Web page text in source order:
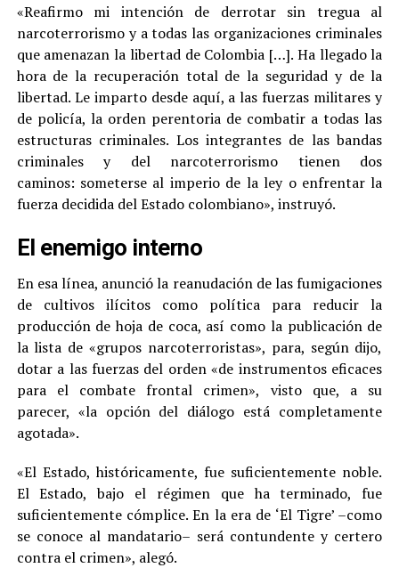
«Reafirmo mi intención de derrotar sin tregua al
narcoterrorismo y a todas las organizaciones criminales
que amenazan la libertad de Colombia […]. Ha llegado la
hora de la recuperación total de la seguridad y de la
libertad. Le imparto desde aquí, a las fuerzas militares y
de policía, la orden perentoria de combatir a todas las
estructuras criminales. Los integrantes de las bandas
criminales y del narcoterrorismo tienen dos
caminos: someterse al imperio de la ley o enfrentar la
fuerza decidida del Estado colombiano», instruyó.
El enemigo interno
En esa línea, anunció la reanudación de las fumigaciones
de cultivos ilícitos como política para reducir la
producción de hoja de coca, así como la publicación de
la lista de «grupos narcoterroristas», para, según dijo,
dotar a las fuerzas del orden «de instrumentos eficaces
para el combate frontal crimen», visto que, a su
parecer, «la opción del diálogo está completamente
agotada».
«El Estado, históricamente, fue suficientemente noble.
El Estado, bajo el régimen que ha terminado, fue
suficientemente cómplice. En la era de ‘El Tigre’ –como
se conoce al mandatario– será contundente y certero
contra el crimen», alegó.